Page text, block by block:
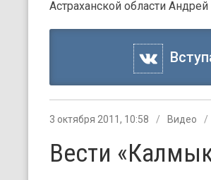
Астраханской области
3 октября 2011, 10:58 Видео
Вести